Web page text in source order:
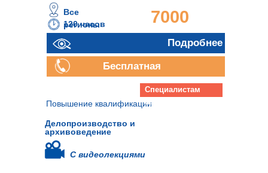
120 часов
7000
руб.
Все
регионы
Подробнее
Бесплатная
консультация
Делопроизводство и
архивоведение
Повышение квалификации
С видеолекциями
Специалистам
архива